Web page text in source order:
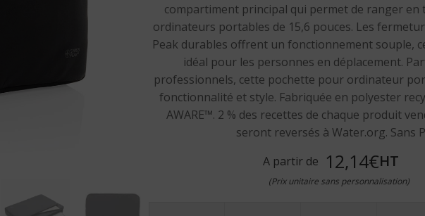
compartiment principal qui permet de ranger en
ordinateurs portables de 15,6 pouces. Les
Peak durables offrent un fonctionnement souple,
idéal pour les personnes en déplacement.
professionnels, cette pochette pour ordinateur
fonctionnalité et style. Fabriquée en polyester
AWARE™. 2 % des recettes de chaque produit
seront reversés à Water.org. Sans
A partir de 12,14€HT
(Prix unitaire sans personnalisation)